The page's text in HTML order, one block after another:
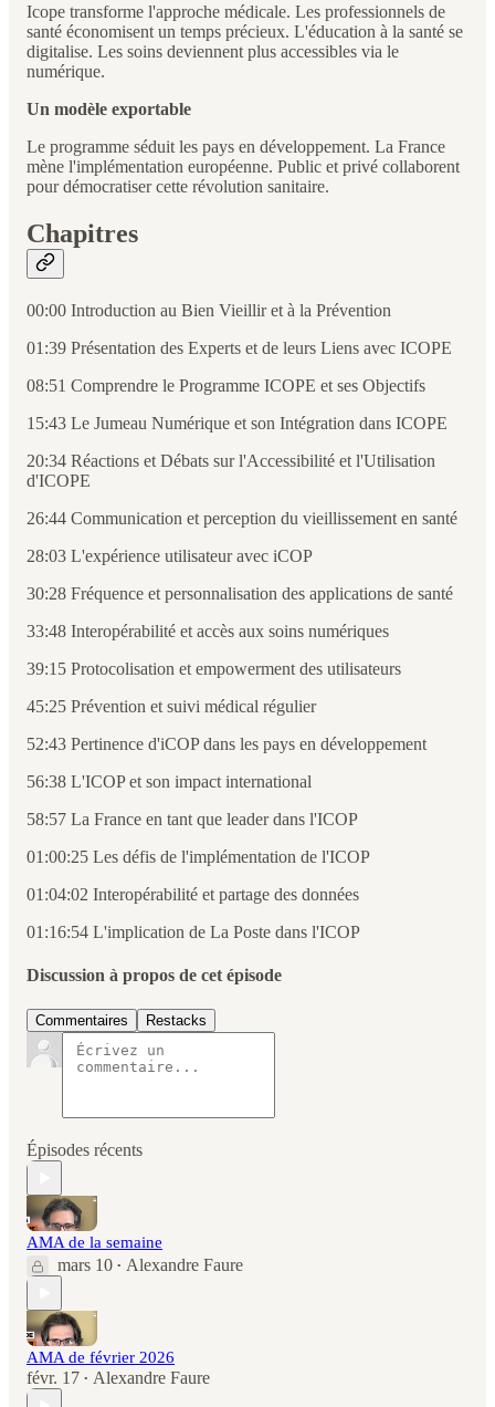
Icope transforme l'approche médicale. Les professionnels de
santé économisent un temps précieux. L'éducation à la santé se
digitalise. Les soins deviennent plus accessibles via le
numérique.
Un modèle exportable
Le programme séduit les pays en développement. La France
mène l'implémentation européenne. Public et privé collaborent
pour démocratiser cette révolution sanitaire.
Chapitres
00:00 Introduction au Bien Vieillir et à la Prévention
01:39 Présentation des Experts et de leurs Liens avec ICOPE
08:51 Comprendre le Programme ICOPE et ses Objectifs
15:43 Le Jumeau Numérique et son Intégration dans ICOPE
20:34 Réactions et Débats sur l'Accessibilité et l'Utilisation
d'ICOPE
26:44 Communication et perception du vieillissement en santé
28:03 L'expérience utilisateur avec iCOP
30:28 Fréquence et personnalisation des applications de santé
33:48 Interopérabilité et accès aux soins numériques
39:15 Protocolisation et empowerment des utilisateurs
45:25 Prévention et suivi médical régulier
52:43 Pertinence d'iCOP dans les pays en développement
56:38 L'ICOP et son impact international
58:57 La France en tant que leader dans l'ICOP
01:00:25 Les défis de l'implémentation de l'ICOP
01:04:02 Interopérabilité et partage des données
01:16:54 L'implication de La Poste dans l'ICOP
Discussion à propos de cet épisode
Commentaires Restacks
Épisodes récents
AMA de la semaine
mars 10 • Alexandre Faure
AMA de février 2026
févr. 17 • Alexandre Faure